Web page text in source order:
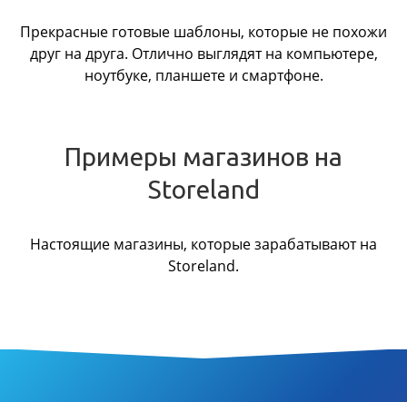
Прекрасные готовые шаблоны, которые не похожи
друг на друга. Отлично выглядят на компьютере,
ноутбуке, планшете и смартфоне.
Примеры магазинов на
Storeland
Настоящие магазины, которые зарабатывают на
Storeland.